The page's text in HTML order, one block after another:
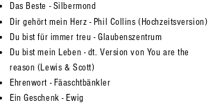
Das Beste - Silbermond
Dir gehört mein Herz - Phil Collins (Hochzeitsversion)
Du bist für immer treu - Glaubenszentrum
Du bist mein Leben - dt. Version von You are the
reason (Lewis & Scott)
Ehrenwort - Fäaschtbänkler
Ein Geschenk - Ewig